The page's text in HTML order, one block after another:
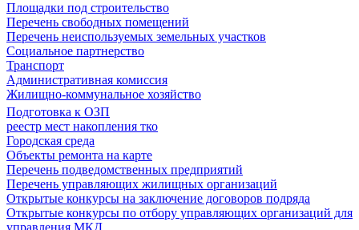
Площадки под строительство
Перечень свободных помещений
Перечень неиспользуемых земельных участков
Социальное партнерство
Транспорт
Административная комиссия
Жилищно-коммунальное хозяйство
Подготовка к ОЗП
реестр мест накопления тко
Городская среда
Объекты ремонта на карте
Перечень подведомственных предприятий
Перечень управляющих жилищных организаций
Открытые конкурсы на заключение договоров подряда
Открытые конкурсы по отбору управляющих организаций для
управления МКД